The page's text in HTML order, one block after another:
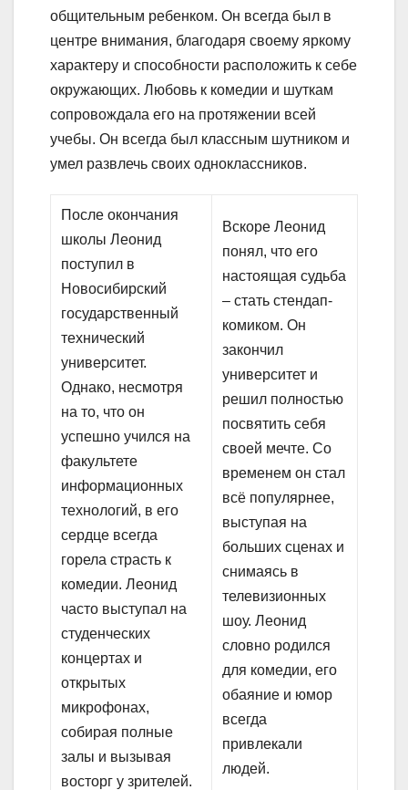
общительным ребенком. Он всегда был в
центре внимания, благодаря своему яркому
характеру и способности расположить к себе
окружающих. Любовь к комедии и шуткам
сопровождала его на протяжении всей
учебы. Он всегда был классным шутником и
умел развлечь своих одноклассников.
После окончания
школы Леонид
поступил в
Новосибирский
государственный
технический
университет.
Однако, несмотря
на то, что он
успешно учился на
факультете
информационных
технологий, в его
сердце всегда
горела страсть к
комедии. Леонид
часто выступал на
студенческих
концертах и
открытых
микрофонах,
собирая полные
залы и вызывая
восторг у зрителей.
Вскоре Леонид
понял, что его
настоящая судьба
– стать стендап-
комиком. Он
закончил
университет и
решил полностью
посвятить себя
своей мечте. Со
временем он стал
всё популярнее,
выступая на
больших сценах и
снимаясь в
телевизионных
шоу. Леонид
словно родился
для комедии, его
обаяние и юмор
всегда
привлекали
людей.